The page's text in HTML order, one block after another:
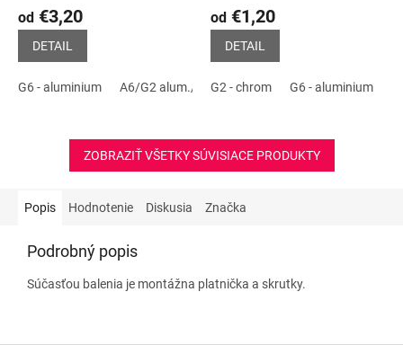
od €3,20
DETAIL
G6 - aluminium A6/G2 alum./chróm P2 - čierna matná
od €1,20
DETAIL
G2 - chrom G6 - aluminium
ZOBRAZIŤ VŠETKY SÚVISIACE PRODUKTY
Popis Hodnotenie Diskusia Značka
Podrobný popis
Súčasťou balenia je montážna platnička a skrutky.